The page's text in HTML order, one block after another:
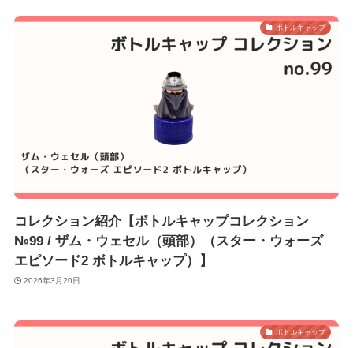
ボトルキャップ
コレクション紹介【ボトルキャップコレクション
№99 / ザム・ウェセル（頭部）（スター・ウォーズ
エピソード2 ボトルキャップ）】
2026年3月20日
ボトルキャップ